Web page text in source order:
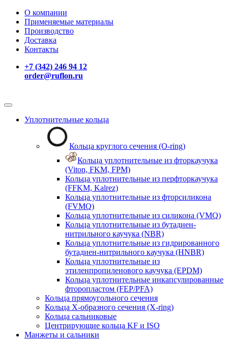
О компании
Применяемые материалы
Производство
Доставка
Контакты
+7 (342) 246 94 12
order@ruflon.ru
Уплотнительные кольца
Кольца круглого сечения (O-ring)
Кольца уплотнительные из фторкаучука
(Viton, FKM, FPM)
Кольца уплотнительные из перфторкаучука
(FFKM, Kalrez)
Кольца уплотнительные из фторсиликона
(FVMQ)
Кольца уплотнительные из силикона (VMQ)
Кольца уплотнительные из бутадиен-
нитрильного каучука (NBR)
Кольца уплотнительные из гидрированного
бутадиен-нитрильного каучука (HNBR)
Кольца уплотнительные из
этиленпропиленового каучука (EPDM)
Кольца уплотнительные инкапсулированные
фторопластом (FEP/PFA)
Кольца прямоугольного сечения
Кольца Х-образного сечения (X-ring)
Кольца сальниковые
Центрирующие кольца KF и ISO
Манжеты и сальники